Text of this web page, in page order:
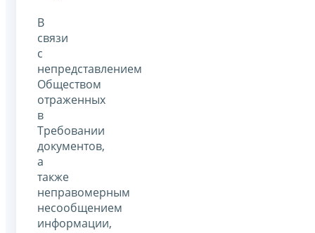
В
связи
с
непредставлением
Обществом
отраженных
в
Требовании
документов,
а
также
неправомерным
несообщением
информации,